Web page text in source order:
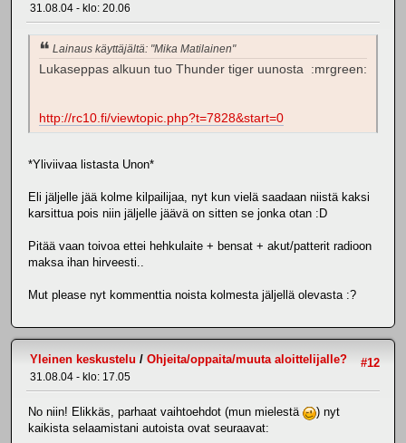
31.08.04 - klo: 20.06
Lainaus käyttäjältä: "Mika Matilainen"
Lukaseppas alkuun tuo Thunder tiger uunosta :mrgreen:
http://rc10.fi/viewtopic.php?t=7828&start=0
*Yliviivaa listasta Unon*
Eli jäljelle jää kolme kilpailijaa, nyt kun vielä saadaan niistä kaksi
karsittua pois niin jäljelle jäävä on sitten se jonka otan :D
Pitää vaan toivoa ettei hehkulaite + bensat + akut/patterit radioon
maksa ihan hirveesti..
Mut please nyt kommenttia noista kolmesta jäljellä olevasta :?
#12
Yleinen keskustelu / Ohjeita/oppaita/muuta aloittelijalle?
31.08.04 - klo: 17.05
No niin! Elikkäs, parhaat vaihtoehdot (mun mielestä
) nyt
kaikista selaamistani autoista ovat seuraavat: